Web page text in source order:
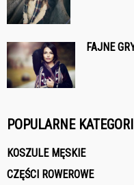
FAJNE
POPULARNE
KOSZULE MĘSKIE
CZĘŚCI ROWEROWE